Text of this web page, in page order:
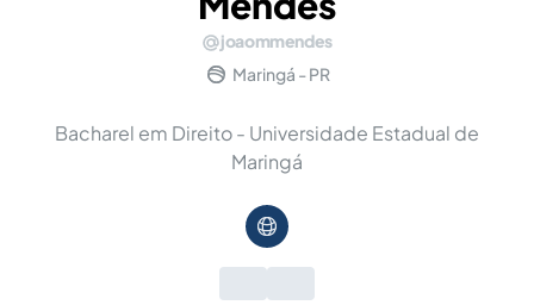
joaommendes
Maringá - PR
Bacharel em Direito - Universidade Estadual de
Maringá